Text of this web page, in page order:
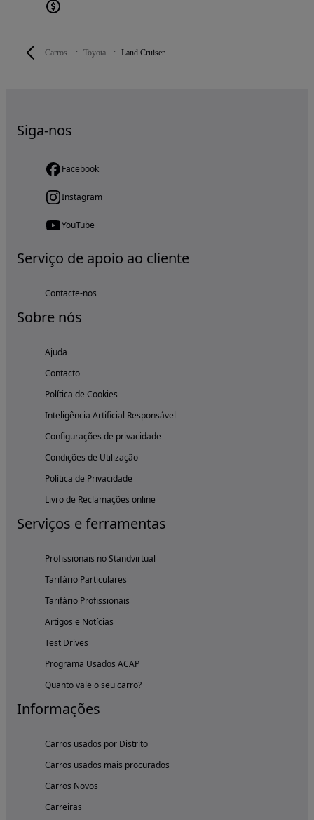
Carros Toyota Land Cruiser
Siga-nos
Facebook
Instagram
YouTube
Serviço de apoio ao cliente
Contacte-nos
Sobre nós
Ajuda
Contacto
Política de Cookies
Inteligência Artificial Responsável
Configurações de privacidade
Condições de Utilização
Política de Privacidade
Livro de Reclamações online
Serviços e ferramentas
Profissionais no Standvirtual
Tarifário Particulares
Tarifário Profissionais
Artigos e Notícias
Test Drives
Programa Usados ACAP
Quanto vale o seu carro?
Informações
Carros usados por Distrito
Carros usados mais procurados
Carros Novos
Carreiras